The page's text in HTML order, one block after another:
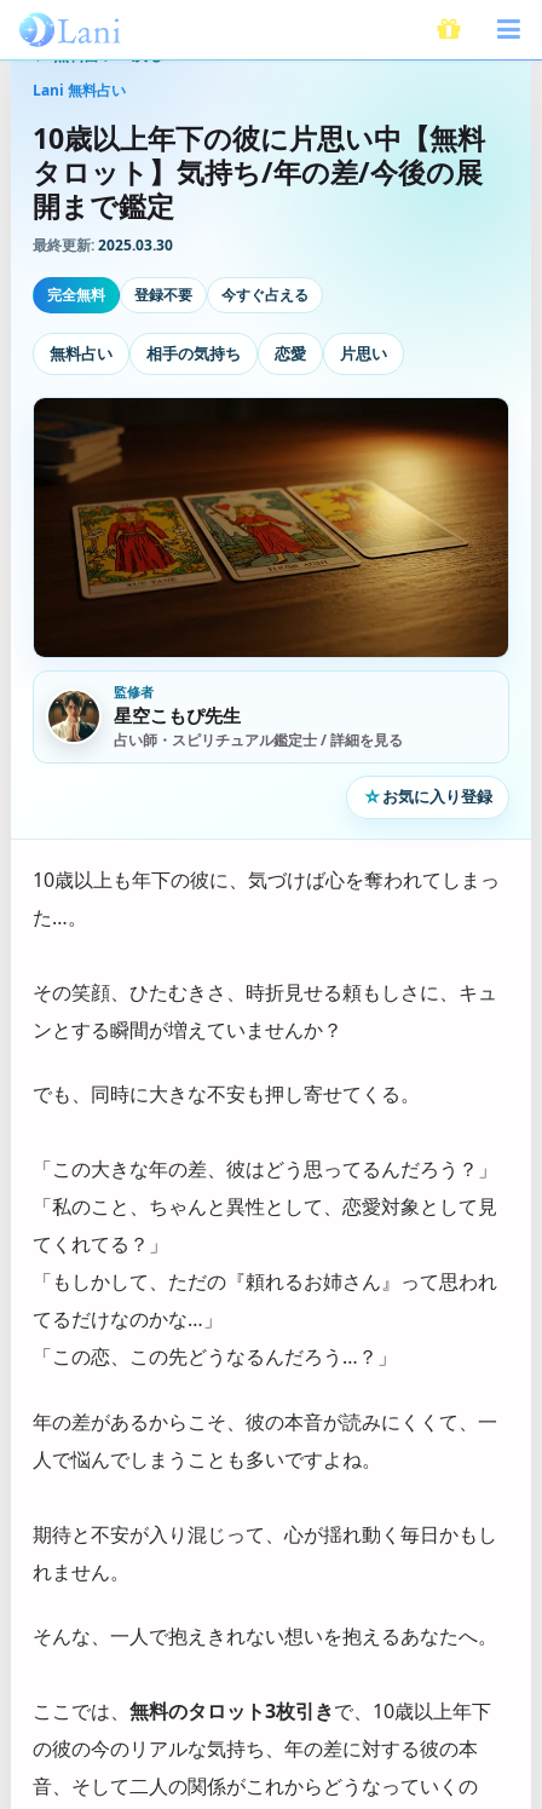
Lani 無料占い
10歳以上年下の彼に片思い中【無料
タロット】気持ち/年の差/今後の展
開まで鑑定
最終更新:2025.03.30
完全無料 登録不要 今すぐ占える
無料占い 相手の気持ち 恋愛 片思い
監修者
星空こもぴ先生
占い師・スピリチュアル鑑定士 / 詳細を見る
☆お気に入り登録
10歳以上も年下の彼に、気づけば心を奪われてしまっ
た…。
その笑顔、ひたむきさ、時折見せる頼もしさに、キュ
ンとする瞬間が増えていませんか？
でも、同時に大きな不安も押し寄せてくる。
「この大きな年の差、彼はどう思ってるんだろう？」
「私のこと、ちゃんと異性として、恋愛対象として見
てくれてる？」
「もしかして、ただの『頼れるお姉さん』って思われ
てるだけなのかな…」
「この恋、この先どうなるんだろう…？」
年の差があるからこそ、彼の本音が読みにくくて、一
人で悩んでしまうことも多いですよね。
期待と不安が入り混じって、心が揺れ動く毎日かもし
れません。
そんな、一人で抱えきれない想いを抱えるあなたへ。
ここでは、 無料のタロット3枚引きで、10歳以上年下
の彼の今のリアルな気持ち、年の差に対する彼の本
音、そして二人の関係がこれからどうなっていくの